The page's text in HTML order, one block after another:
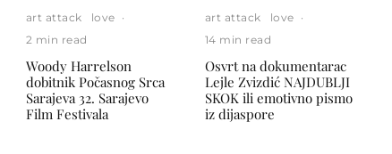
art attack love ·
2 min read
Woody Harrelson
dobitnik Počasnog Srca
Sarajeva 32. Sarajevo
Film Festivala
art attack love ·
14 min read
Osvrt na dokumentarac
Lejle Zvizdić NAJDUBLJI
SKOK ili emotivno pismo
iz dijaspore